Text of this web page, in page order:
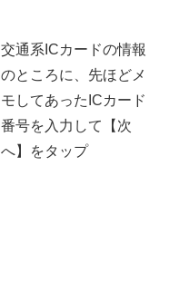
交通系ICカードの情報
のところに、先ほどメ
モしてあったICカード
番号を入力して【次
へ】をタップ